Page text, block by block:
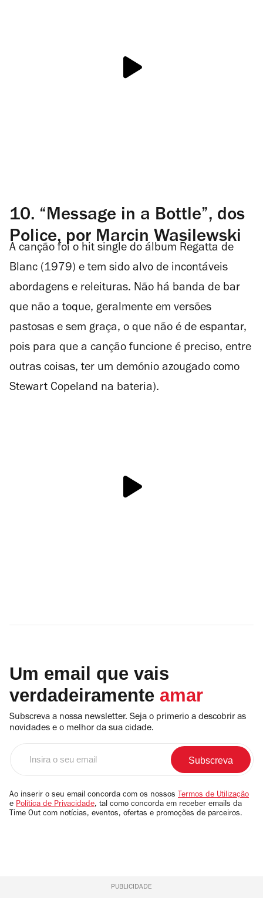
10. “Message in a Bottle”, dos
Police, por Marcin Wasilewski
A canção foi o hit single do álbum Regatta de
Blanc (1979) e tem sido alvo de incontáveis
abordagens e releituras. Não há banda de bar
que não a toque, geralmente em versões
pastosas e sem graça, o que não é de espantar,
pois para que a canção funcione é preciso, entre
outras coisas, ter um demónio azougado como
Stewart Copeland na bateria).
Um email que vais
verdadeiramente amar
Subscreva a nossa newsletter. Seja o primerio a descobrir as
novidades e o melhor da sua cidade.
email
Ao inserir o seu email concorda com os nossos Termos de Utilização
e Política de Privacidade, tal como concorda em receber emails da
Time Out com notícias, eventos, ofertas e promoções de parceiros.
PUBLICIDADE